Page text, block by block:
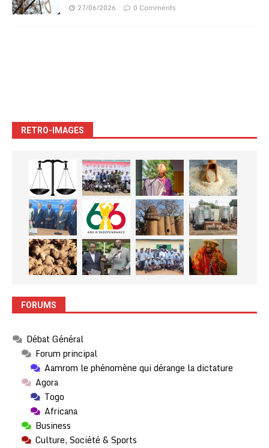
27/06/2026 0 Comments
RETRO-IMAGES
FORUMS
Débat Général
Forum principal
Aamrom le phénomène qui dérange la dictature
Agora
Togo
Africana
Business
Culture, Société & Sports